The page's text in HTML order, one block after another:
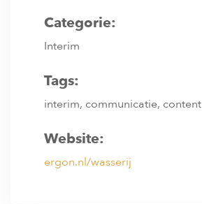
Categorie:
Interim
Tags:
interim, communicatie, content
Website:
ergon.nl/wasserij